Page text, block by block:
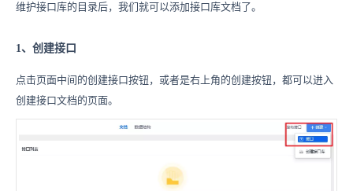
维护接口库的目录后，我们就可以添加接口库文档了。
1、创建接口
点击页面中间的创建接口按钮，或者是右上角的创建按钮，都可以进入
创建接口文档的页面。